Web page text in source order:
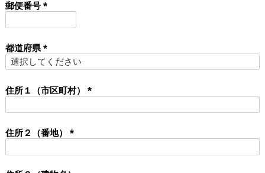
郵便番号
必
)
都道府県
(
必
)
住所１（市区町村）
必
住所２（番地）
必